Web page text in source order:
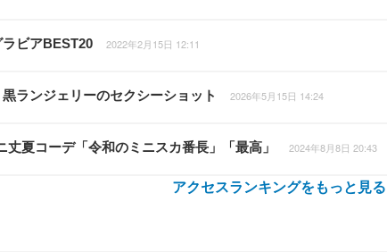
ビアBEST20 2022年2月15日 12:11
ランジェリーのセクシーショット 2026年5月15日 14:24
夏コーデ「令和のミニスカ番長」「最高」 2024年8月8日 20:43
アクセスランキングをもっと見る